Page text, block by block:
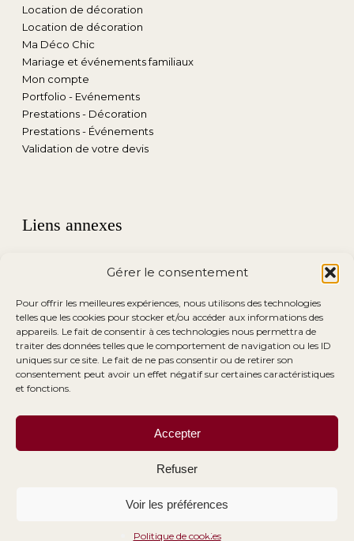
Gérer le consentement
Pour offrir les meilleures expériences, nous utilisons des technologies
telles que les cookies pour stocker et/ou accéder aux informations des
appareils. Le fait de consentir à ces technologies nous permettra de
traiter des données telles que le comportement de navigation ou les ID
uniques sur ce site. Le fait de ne pas consentir ou de retirer son
consentement peut avoir un effet négatif sur certaines caractéristiques
et fonctions.
Accepter
Refuser
Voir les préférences
Politique de cookies
Location de décoration
Location de décoration
Ma Déco Chic
Mariage et événements familiaux
Mon compte
Portfolio - Evénements
Prestations - Décoration
Prestations - Événements
Validation de votre devis
Liens annexes
Conditions Générales de Vente
Conditions Générales de Location
Mentions Légales